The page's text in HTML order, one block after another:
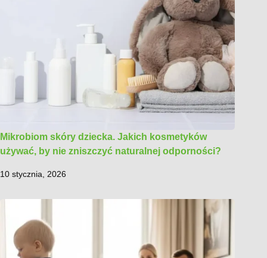
Mikrobiom skóry dziecka. Jakich kosmetyków
używać, by nie zniszczyć naturalnej odporności?
10 stycznia, 2026